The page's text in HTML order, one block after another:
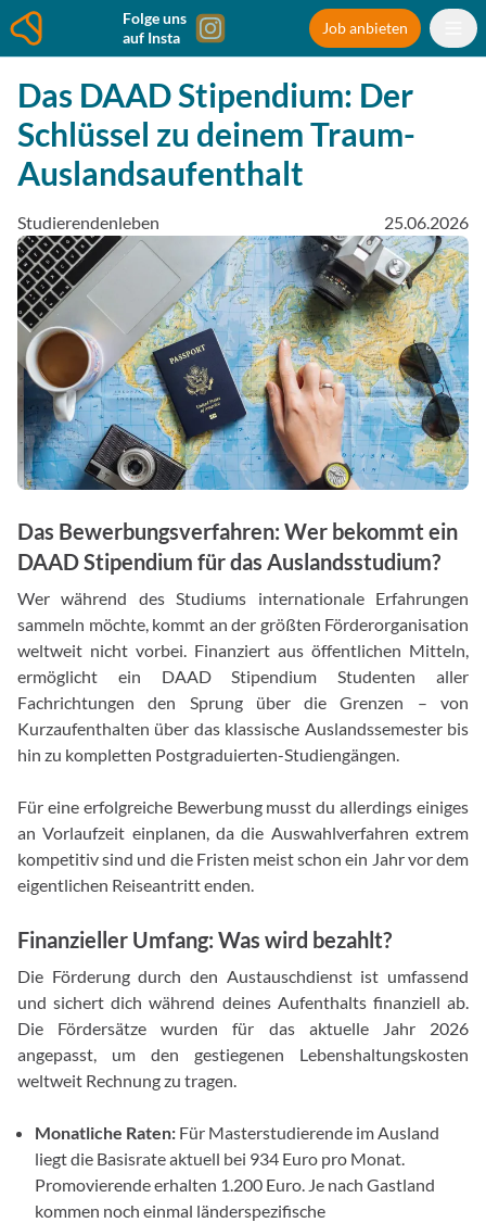
Folge uns
auf Insta
Job anbieten
Das DAAD Stipendium: Der
Schlüssel zu deinem Traum-
Auslandsaufenthalt
Studierendenleben 25.06.2026
Das Bewerbungsverfahren: Wer bekommt ein
DAAD Stipendium für das Auslandsstudium?
Wer während des Studiums internationale Erfahrungen
sammeln möchte, kommt an der größten Förderorganisation
weltweit nicht vorbei. Finanziert aus öffentlichen Mitteln,
ermöglicht ein DAAD Stipendium Studenten aller
Fachrichtungen den Sprung über die Grenzen – von
Kurzaufenthalten über das klassische Auslandssemester bis
hin zu kompletten Postgraduierten-Studiengängen.
Für eine erfolgreiche Bewerbung musst du allerdings einiges
an Vorlaufzeit einplanen, da die Auswahlverfahren extrem
kompetitiv sind und die Fristen meist schon ein Jahr vor dem
eigentlichen Reiseantritt enden.
Finanzieller Umfang: Was wird bezahlt?
Die Förderung durch den Austauschdienst ist umfassend
und sichert dich während deines Aufenthalts finanziell ab.
Die Fördersätze wurden für das aktuelle Jahr 2026
angepasst, um den gestiegenen Lebenshaltungskosten
weltweit Rechnung zu tragen.
Monatliche Raten: Für Masterstudierende im Ausland
liegt die Basisrate aktuell bei 934 Euro pro Monat.
Promovierende erhalten 1.200 Euro. Je nach Gastland
kommen noch einmal länderspezifische